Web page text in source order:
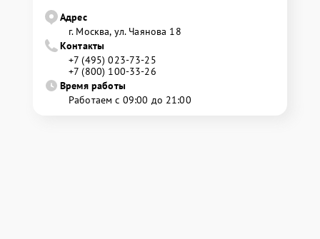
Адрес
г. Москва, ул. Чаянова 18
Контакты
+7 (495) 023-73-25
+7 (800) 100-33-26
Время работы
Работаем с 09:00 до 21:00